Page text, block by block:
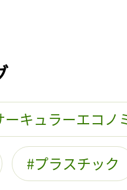
ーキュラーエコノ
プラスチック